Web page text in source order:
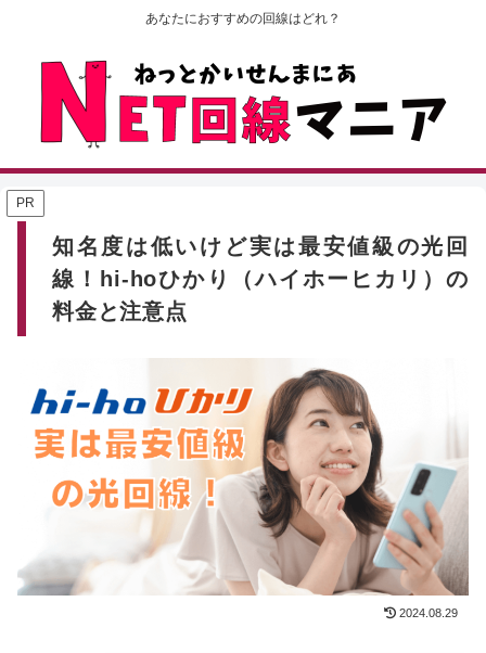
あなたにおすすめの回線はどれ？
PR
知名度は低いけど実は最安値級の光回
線！hi-hoひかり（ハイホーヒカリ）の
料金と注意点
2024.08.29